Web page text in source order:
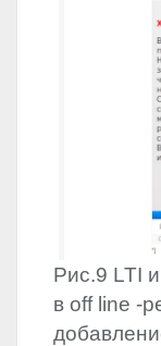
Рис.9 LTI
в off line -